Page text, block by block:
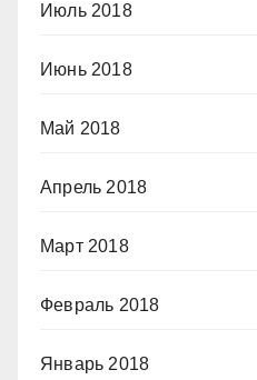
Июль 2018
Июнь 2018
Май 2018
Апрель 2018
Март 2018
Февраль 2018
Январь 2018